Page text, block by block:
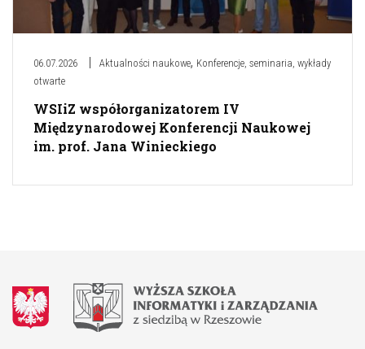
06.07.2026 Aktualności naukowe, Konferencje, seminaria, wykłady
otwarte
WSIiZ współorganizatorem IV
Międzynarodowej Konferencji Naukowej
im. prof. Jana Winieckiego